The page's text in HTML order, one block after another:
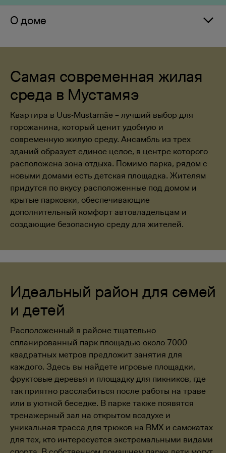
О доме
Самая современная жилая
среда в Мустамяэ
Квартира в Uus-Mustamäe – лучший выбор для
горожанина, который ценит удобную и
современную жилую среду. Ансамбль из трех
зданий образует единое целое, в центре которого
расположена зона отдыха. Помимо парка, рядом с
новыми домами есть детская площадка. Жителям
придутся по вкусу расположенные под домом и
крытые парковки, обеспечивающие
дополнительный комфорт автовладельцам и
создающие безопасную среду для жителей.
Идеальный район для семей
и детей
Расположенный в районе тщательно
спланированный парк площадью около 7000
квадратных метров предложит занятия для
каждого. Здесь вы найдете игровые площадки,
фруктовые деревья и площадку для пикников, где
так приятно расслабиться после работы на траве
или в уютной беседке. В парке также появятся
тренажерный зал на открытом воздухе и
уникальная трасса для трюков на BMX и самокатах
для тех, кто интересуется экстремальными видами